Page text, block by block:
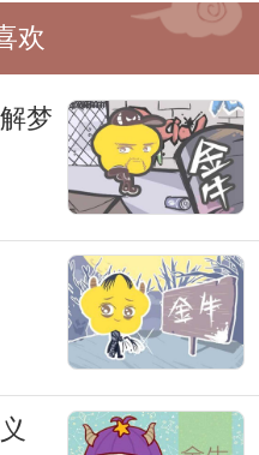
在试图传达一些重
中，男人可以尝试
，倾听心灵的声
的深层含义。
过分恐惧或焦虑。
找到启示，积极地
从而更好地成长和
欢
梦